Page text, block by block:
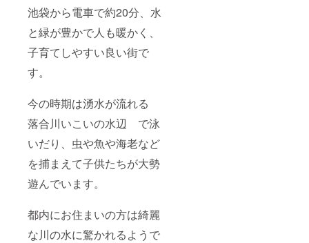
池袋から電車で約20分、水
と緑が豊かで人も暖かく、
子育てしやすい良い街で
す。
今の時期は湧水が流れる
落合川いこいの水辺 で泳
いだり、虫や魚や海老など
を捕まえて子供たちが大勢
遊んでいます。
都内にお住まいの方は綺麗
な川の水に驚かれるようで